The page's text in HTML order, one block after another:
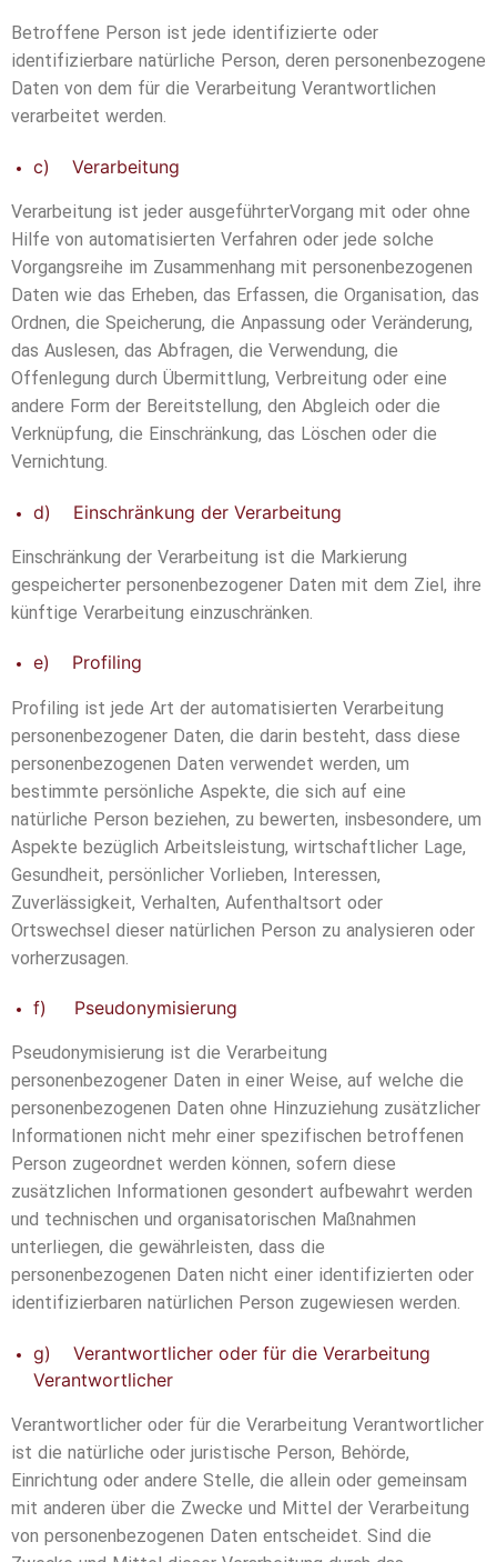
Betroffene Person ist jede identifizierte oder
identifizierbare natürliche Person, deren personenbezogene
Daten von dem für die Verarbeitung Verantwortlichen
verarbeitet werden.
c) Verarbeitung
Verarbeitung ist jeder ausgeführterVorgang mit oder ohne
Hilfe von automatisierten Verfahren oder jede solche
Vorgangsreihe im Zusammenhang mit personenbezogenen
Daten wie das Erheben, das Erfassen, die Organisation, das
Ordnen, die Speicherung, die Anpassung oder Veränderung,
das Auslesen, das Abfragen, die Verwendung, die
Offenlegung durch Übermittlung, Verbreitung oder eine
andere Form der Bereitstellung, den Abgleich oder die
Verknüpfung, die Einschränkung, das Löschen oder die
Vernichtung.
d) Einschränkung der Verarbeitung
Einschränkung der Verarbeitung ist die Markierung
gespeicherter personenbezogener Daten mit dem Ziel, ihre
künftige Verarbeitung einzuschränken.
e) Profiling
Profiling ist jede Art der automatisierten Verarbeitung
personenbezogener Daten, die darin besteht, dass diese
personenbezogenen Daten verwendet werden, um
bestimmte persönliche Aspekte, die sich auf eine
natürliche Person beziehen, zu bewerten, insbesondere, um
Aspekte bezüglich Arbeitsleistung, wirtschaftlicher Lage,
Gesundheit, persönlicher Vorlieben, Interessen,
Zuverlässigkeit, Verhalten, Aufenthaltsort oder
Ortswechsel dieser natürlichen Person zu analysieren oder
vorherzusagen.
f) Pseudonymisierung
Pseudonymisierung ist die Verarbeitung
personenbezogener Daten in einer Weise, auf welche die
personenbezogenen Daten ohne Hinzuziehung zusätzlicher
Informationen nicht mehr einer spezifischen betroffenen
Person zugeordnet werden können, sofern diese
zusätzlichen Informationen gesondert aufbewahrt werden
und technischen und organisatorischen Maßnahmen
unterliegen, die gewährleisten, dass die
personenbezogenen Daten nicht einer identifizierten oder
identifizierbaren natürlichen Person zugewiesen werden.
g) Verantwortlicher oder für die Verarbeitung
Verantwortlicher
Verantwortlicher oder für die Verarbeitung Verantwortlicher
ist die natürliche oder juristische Person, Behörde,
Einrichtung oder andere Stelle, die allein oder gemeinsam
mit anderen über die Zwecke und Mittel der Verarbeitung
von personenbezogenen Daten entscheidet. Sind die